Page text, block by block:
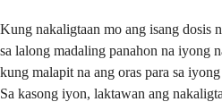
Kung nakaligtaan mo ang isang dosis
sa lalong madaling panahon na iyong
kung malapit na ang oras para sa
Sa kasong iyon, laktawan ang